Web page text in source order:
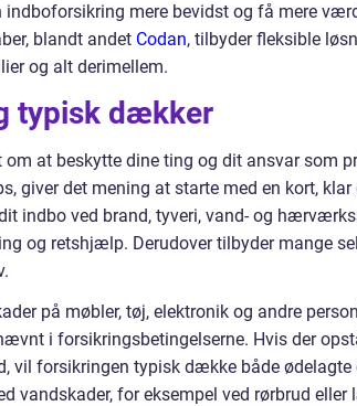
mere bevidst og få mere
blandt andet Codan, tilbyder fleksible
og alt derimellem.
typisk dækker
at beskytte dine ting og dit ansvar som
giver det mening at starte med en kort, klar
indbo ved brand, tyveri, vand- og
og retshjælp. Derudover tilbyder mange
på møbler, tøj, elektronik og andre
i forsikringsbetingelserne. Hvis der
vil forsikringen typisk dække både
vandskader, for eksempel ved rørbrud eller